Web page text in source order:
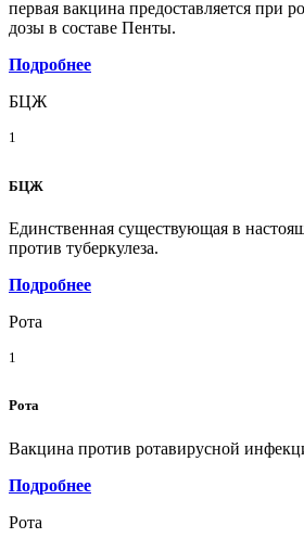
первая вакцина предоставляется при
дозы в составе Пенты.
Подробнее
БЦЖ
1
БЦЖ
Единственная существующая в
против туберкулеза.
Подробнее
Рота
1
Рота
Вакцина против ротавирусной
Подробнее
Рота